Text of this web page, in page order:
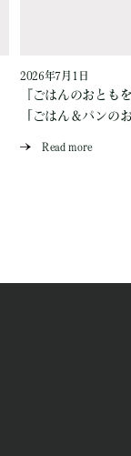
2026年7月1日
『ごはんのおとも
「ごはん＆パンの
Read more